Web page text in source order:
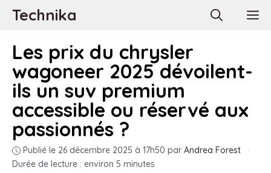
AllerTechnika
Les prix du chrysler
wagoneer 2025 dévoilent-
ils un suv premium
accessible ou réservé aux
passionnés ?
Publié le 26 décembre 2025 à 17h50 par Andrea Forest
·
Durée de lecture : environ 5 minutes